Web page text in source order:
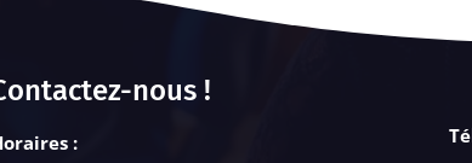
nous !
: